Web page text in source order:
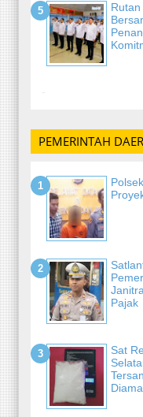
-
PEMERINTAH
Pajak
Sat